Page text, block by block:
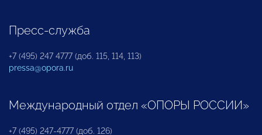
Пресс-служба
+7 (495) 247 4777 (доб. 115, 114, 113)
pressa@opora.ru
Международный отдел «ОПОРЫ РОССИИ»
+7 (495) 247-4777 (доб. 126)